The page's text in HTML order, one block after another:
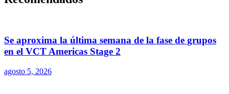
Se aproxima la última semana de la fase de grupos
en el VCT Americas Stage 2
agosto 5, 2026